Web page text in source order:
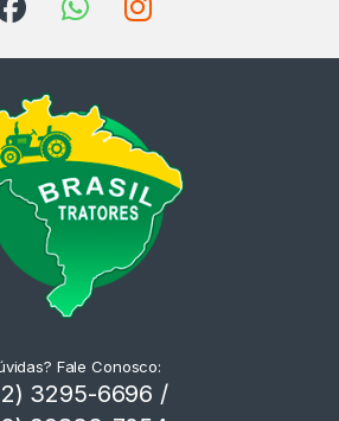
Fale Conosco:
3295-6696 /